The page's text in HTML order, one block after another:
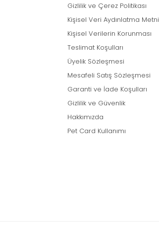
Gizlilik ve Çerez Politikası
Kişisel Veri Aydınlatma Metni
Kişisel Verilerin Korunması
Teslimat Koşulları
Üyelik Sözleşmesi
Mesafeli Satış Sözleşmesi
Garanti ve İade Koşulları
Gizlilik ve Güvenlik
Hakkımızda
Pet Card Kullanımı